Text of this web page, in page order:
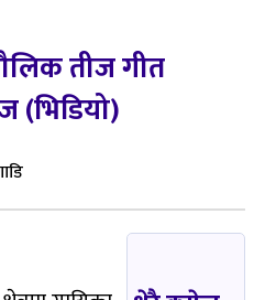
तीज गीत
(भिडियो)